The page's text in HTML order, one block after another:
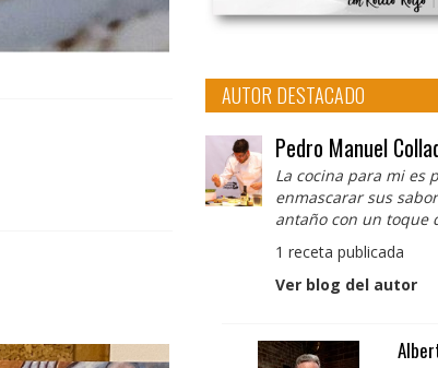
AUTOR DESTACADO
Pedro Manuel
La cocina para mi es
enmascarar sus
antaño con un toque
1 receta publicada
Ver blog del autor